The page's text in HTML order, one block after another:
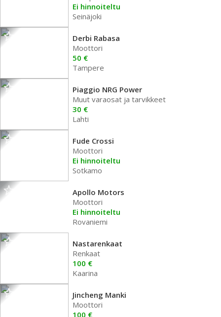
Ei hinnoiteltu
Seinäjoki
Derbi Rabasa
Moottori
50 €
Tampere
Piaggio NRG Power
Muut varaosat ja tarvikkeet
30 €
Lahti
Fude Crossi
Moottori
Ei hinnoiteltu
Sotkamo
Apollo Motors
Moottori
Ei hinnoiteltu
Rovaniemi
Nastarenkaat
Renkaat
100 €
Kaarina
Jincheng Manki
Moottori
100 €